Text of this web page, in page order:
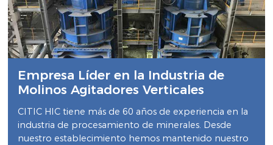
Empresa Líder en la Industria de
Molinos Agitadores Verticales
CITIC HIC tiene más de 60 años de experiencia en la
industria de procesamiento de minerales. Desde
nuestro establecimiento hemos mantenido nuestro